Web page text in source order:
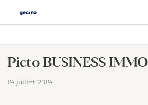
Picto BUSINESS IMMO
19 juillet 2019